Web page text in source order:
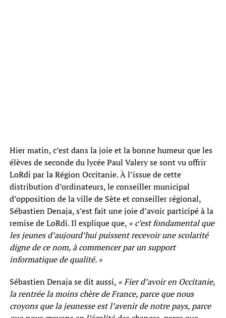
Hier matin, c’est dans la joie et la bonne humeur que les
élèves de seconde du lycée Paul Valery se sont vu offrir
LoRdi par la Région Occitanie. À l’issue de cette
distribution d’ordinateurs, le conseiller municipal
d’opposition de la ville de Sète et conseiller régional,
Sébastien Denaja, s’est fait une joie d’avoir participé à la
remise de LoRdi. Il explique que, « c’est fondamental que
les jeunes d’aujourd’hui puissent recevoir une scolarité
digne de ce nom, à commencer par un support
informatique de qualité. »
Sébastien Denaja se dit aussi, « Fier d’avoir en Occitanie,
la rentrée la moins chère de France, parce que nous
croyons que la jeunesse est l’avenir de notre pays, parce